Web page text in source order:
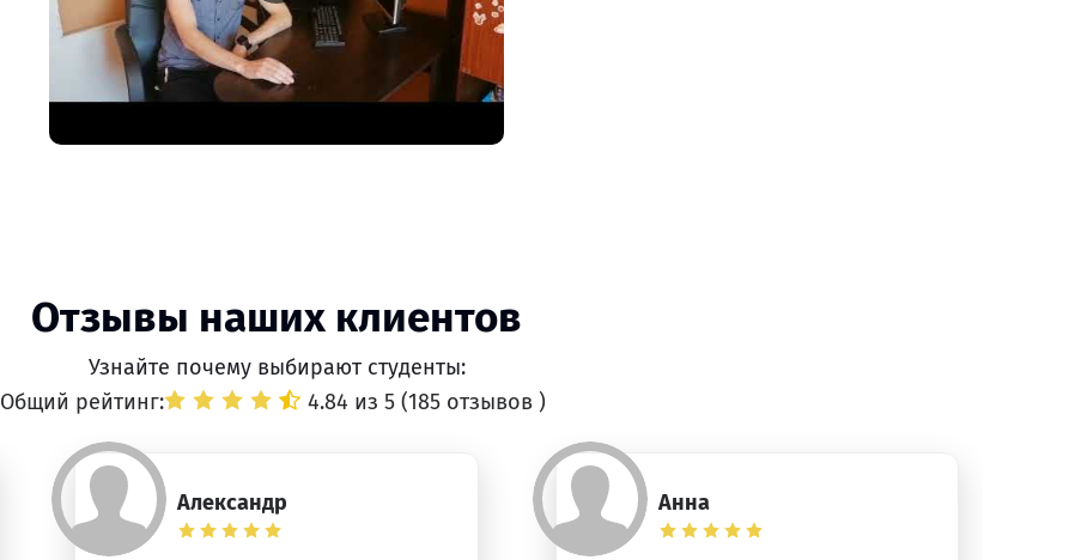
Отзывы наших клиентов
Узнайте почему выбирают студенты:
Общий рейтинг:
4.84 из 5 (185 отзывов )
Александр Анна